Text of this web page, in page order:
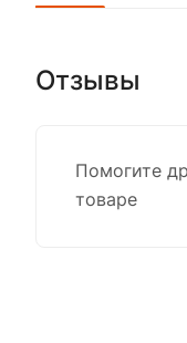
Отзывы
Помогите
товаре